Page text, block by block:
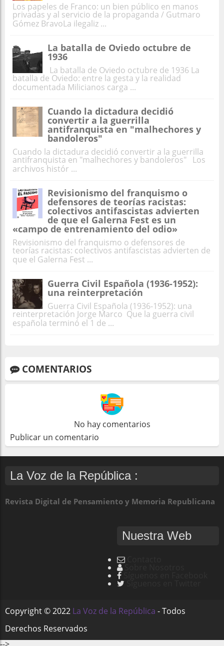
Los papeles de Franco: un bien público en manos
privadas y al servicio de la propaganda / Gutmaro
Gómez BravoLa ilegaliz ...
La batalla de Oviedo octubre de
1936
La batalla de Oviedo octubre de 1936 La
batalla de Oviedo: entre la gesta y la realidad
documentada Milicianos carga ...
Cuando la dictadura decidió
convertir a la guerrilla
antifranquista en "malhechores y
bandoleros"
Cuando la dictadura decidió convertir a la guerrilla
antifranquista en "malhechores y bandoleros" Los
archivos histór ...
Revisionismo del franquismo o
defensores de teorías racistas:
colectivos antifascistas advierten
de que el Galerna Fest es un
«campo de entrenamiento del odio»
Revisionismo del franquismo o defensores de
teorías racistas: colectivos antifascistas advierten de
que el Galerna Fest ...
Guerra Civil Española (1936-1952):
una reinterpretación
Guerra Civil Española (1936-1952): una
reinterpretación Jorge Marco Que la guerra civil
española terminó el 1 de ...
COMENTARIOS
No hay comentarios
Publicar un comentario
La Voz de la República :
Revista Digital de Pensamiento y Memoria Republicana
Nuestra Web
Copyright ©2022 La Voz de la República - Todos
Derechos Reservados